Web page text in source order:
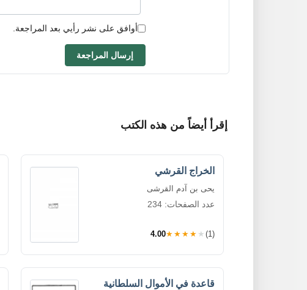
أوافق على نشر رأيي بعد المراجعة.
إرسال المراجعة
إقرأ أيضاً من هذه الكتب
الخراج القرشي
يحى بن آدم القرشى
عدد الصفحات: 234
4.00★★★★★ (1)
قاعدة في الأموال السلطانية